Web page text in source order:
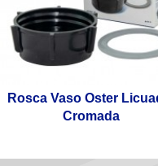
Rosca Vaso Oster
Cromada